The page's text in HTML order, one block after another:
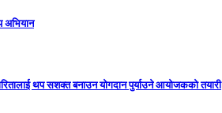
अभियान
थप सशक्त बनाउन योगदान पुर्याउने आयोजकको तयारी